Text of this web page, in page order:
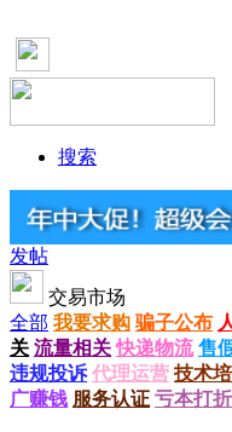
搜索
发帖
交易市场
全部 我要求购 骗子公布
关 流量相关 快递物流 售
违规投诉 代理运营 技术培
广赚钱 服务认证 亏本打折